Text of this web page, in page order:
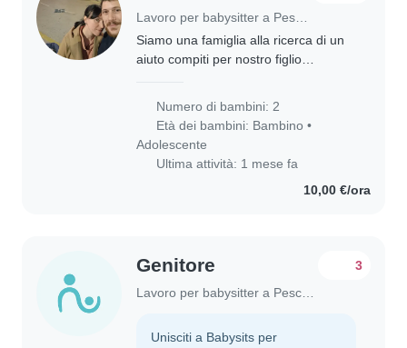
Siamo una famiglia alla ricerca di un
aiuto compiti per nostro figlio
disponibile e a suo agio con animali
Numero di bambini: 2
Età dei bambini: Bambino •
Adolescente
Ultima attività: 1 mese fa
10,00 €/ora
Genitore
Lavoro per babysitter a Pescara
3
Unisciti a Babysits per